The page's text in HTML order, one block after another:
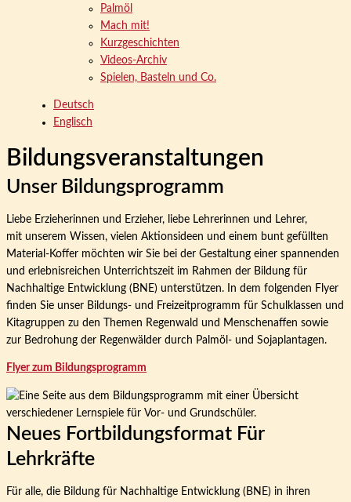
Palmöl
Mach mit!
Kurzgeschichten
Videos-Archiv
Spielen, Basteln und Co.
Deutsch
Englisch
Bildungsveranstaltungen
Unser Bildungsprogramm
Liebe Erzieherinnen und Erzieher, liebe Lehrerinnen und Lehrer,
mit unserem Wissen, vielen Aktionsideen und einem bunt gefüllten
Material-Koffer möchten wir Sie bei der Gestaltung einer spannenden
und erlebnisreichen Unterrichtszeit im Rahmen der Bildung für
Nachhaltige Entwicklung (BNE) unterstützen. In dem folgenden Flyer
finden Sie unser Bildungs- und Freizeitprogramm für Schulklassen und
Kitagruppen zu den Themen Regenwald und Menschenaffen sowie
zur Bedrohung der Regenwälder durch Palmöl- und Sojaplantagen.
Flyer zum Bildungsprogramm
Neues Fortbildungsformat Für
Lehrkräfte
Für alle, die Bildung für Nachhaltige Entwicklung (BNE) in ihren